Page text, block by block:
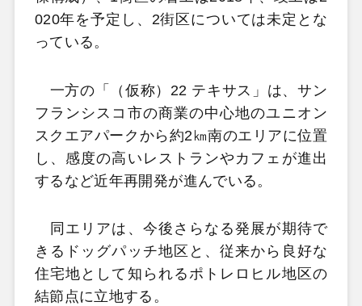
020年を予定し、2街区については未定とな
っている。
一方の「（仮称）22 テキサス」は、サン
フランシスコ市の商業の中心地のユニオン
スクエアパークから約2㎞南のエリアに位置
し、感度の高いレストランやカフェが進出
するなど近年再開発が進んでいる。
同エリアは、今後さらなる発展が期待で
きるドッグパッチ地区と、従来から良好な
住宅地として知られるポトレロヒル地区の
結節点に立地する。